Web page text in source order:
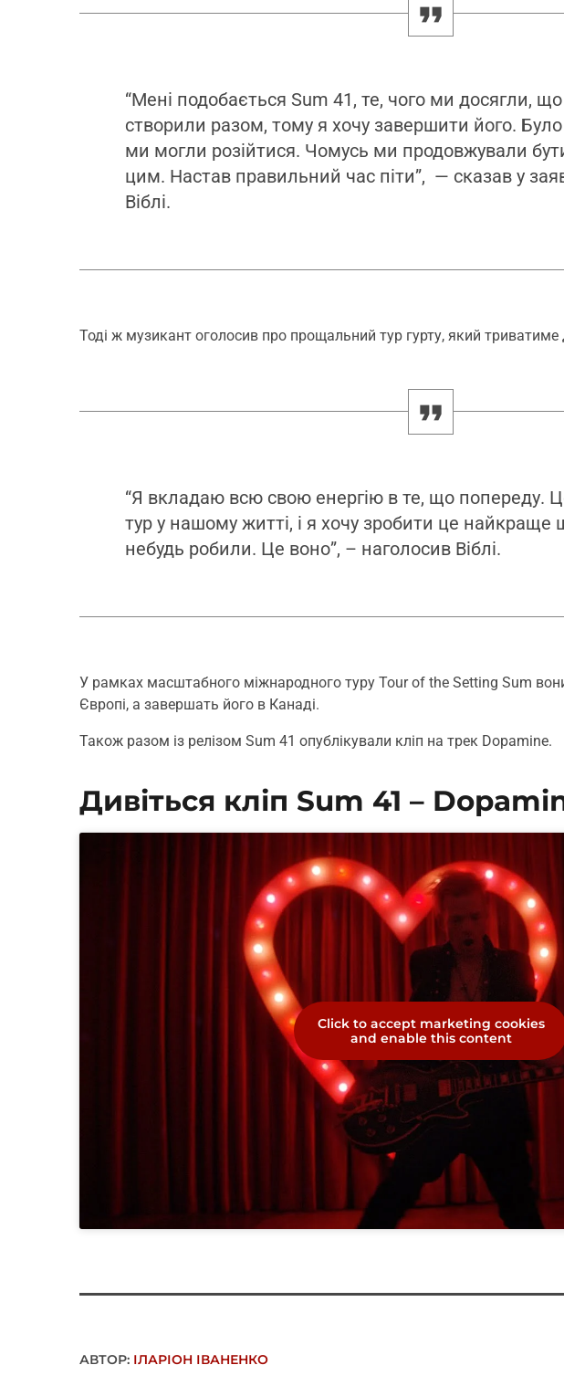
“Мені подобається Sum 41, те, чого ми досягли,
створили разом, тому я хочу завершити його. Було
ми могли розійтися. Чомусь ми продовжували
цим. Настав правильний час піти”, — сказав у
Віблі.
Тоді ж музикант оголосив про прощальний тур гурту, який триватиме
“Я вкладаю всю свою енергію в те, що попереду.
тур у нашому житті, і я хочу зробити це найкраще
небудь робили. Це воно”, – наголосив Віблі.
У рамках масштабного міжнародного туру Tour of the Setting Sum
Європі, а завершать його в Канаді.
Також разом із релізом Sum 41 опублікували кліп на трек Dopamine.
Дивіться кліп Sum 41 –
Click to accept marketing cookies
and enable this content
АВТОР: ІЛАРІОН ІВАНЕНКО